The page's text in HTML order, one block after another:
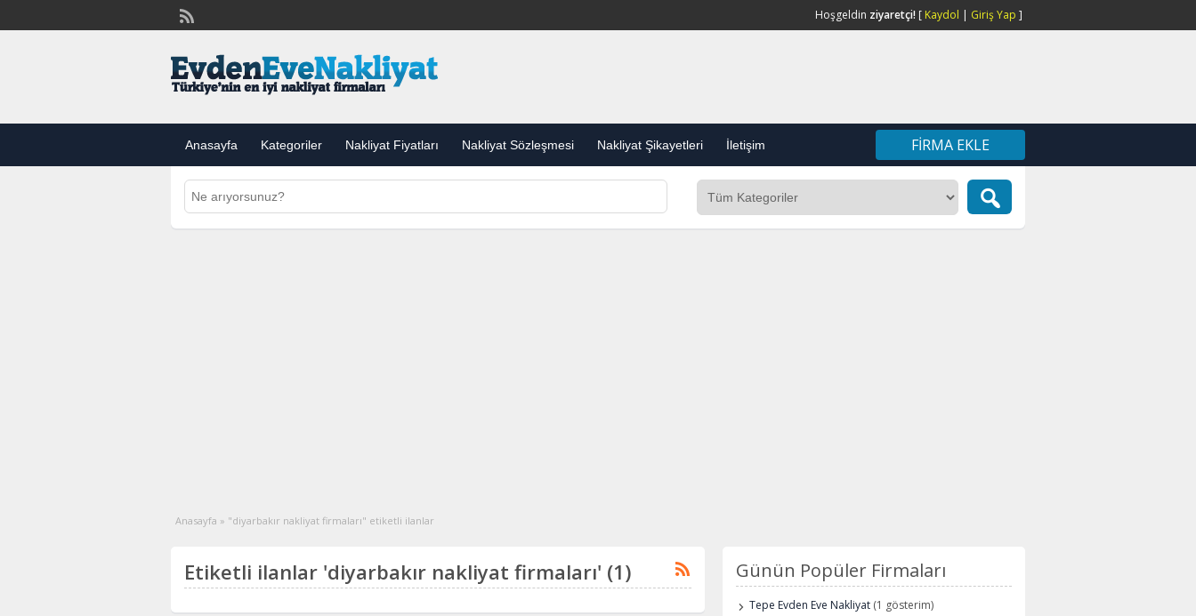
Hoşgeldin ziyaretçi! [ Kaydol | Giriş Yap ]
Anasayfa Kategoriler Nakliyat Fiyatları Nakliyat Sözleşmesi Nakliyat Şikayetleri İletişim FIRMA EKLE
Anasayfa » "diyarbakır nakliyat firmaları" etiketli ilanlar
Etiketli ilanlar 'diyarbakır nakliyat firmaları' (1) Günün Popüler Firmaları
Tepe Evden Eve Nakliyat (1 gösterim)